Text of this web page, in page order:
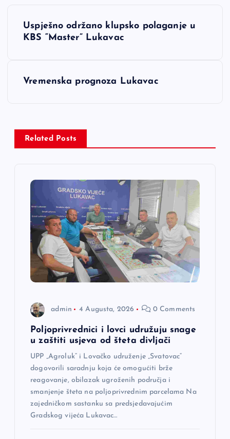
NUspješno održano klupsko polaganje u
KBS “Master” Lukavac
Vremenska prognoza Lukavac
Related Posts
admin 4 Augusta, 2026 0 Comments
Poljoprivrednici i lovci udružuju snage
u zaštiti usjeva od šteta divljači
UPP „Agroluk“ i Lovačko udruženje „Svatovac“
dogovorili saradnju koja će omogućiti brže
reagovanje, obilazak ugroženih područja i
smanjenje šteta na poljoprivrednim parcelama Na
zajedničkom sastanku sa predsjedavajućim
Gradskog vijeća Lukavac…